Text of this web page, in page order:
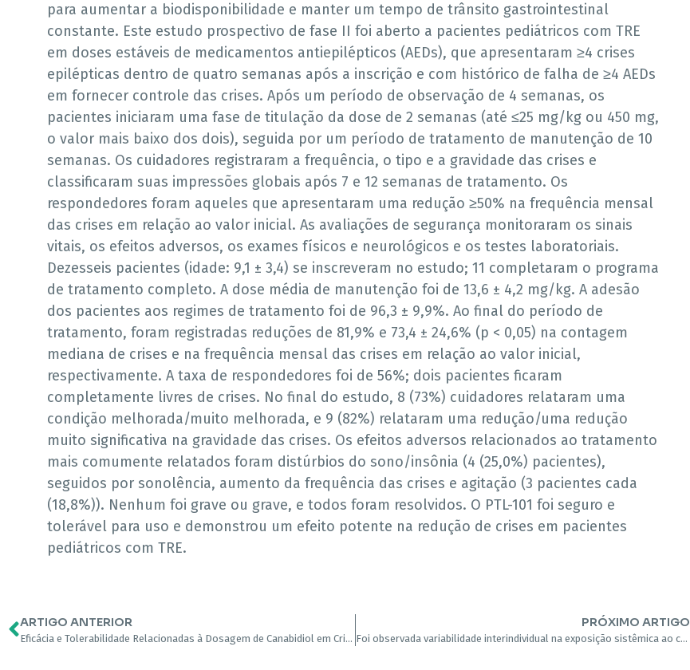
para aumentar a biodisponibilidade e manter um tempo de trânsito gastrointestinal
constante. Este estudo prospectivo de fase II foi aberto a pacientes pediátricos com TRE
em doses estáveis de medicamentos antiepilépticos (AEDs), que apresentaram ≥4 crises
epilépticas dentro de quatro semanas após a inscrição e com histórico de falha de ≥4 AEDs
em fornecer controle das crises. Após um período de observação de 4 semanas, os
pacientes iniciaram uma fase de titulação da dose de 2 semanas (até ≤25 mg/kg ou 450 mg,
o valor mais baixo dos dois), seguida por um período de tratamento de manutenção de 10
semanas. Os cuidadores registraram a frequência, o tipo e a gravidade das crises e
classificaram suas impressões globais após 7 e 12 semanas de tratamento. Os
respondedores foram aqueles que apresentaram uma redução ≥50% na frequência mensal
das crises em relação ao valor inicial. As avaliações de segurança monitoraram os sinais
vitais, os efeitos adversos, os exames físicos e neurológicos e os testes laboratoriais.
Dezesseis pacientes (idade: 9,1 ± 3,4) se inscreveram no estudo; 11 completaram o programa
de tratamento completo. A dose média de manutenção foi de 13,6 ± 4,2 mg/kg. A adesão
dos pacientes aos regimes de tratamento foi de 96,3 ± 9,9%. Ao final do período de
tratamento, foram registradas reduções de 81,9% e 73,4 ± 24,6% (p < 0,05) na contagem
mediana de crises e na frequência mensal das crises em relação ao valor inicial,
respectivamente. A taxa de respondedores foi de 56%; dois pacientes ficaram
completamente livres de crises. No final do estudo, 8 (73%) cuidadores relataram uma
condição melhorada/muito melhorada, e 9 (82%) relataram uma redução/uma redução
muito significativa na gravidade das crises. Os efeitos adversos relacionados ao tratamento
mais comumente relatados foram distúrbios do sono/insônia (4 (25,0%) pacientes),
seguidos por sonolência, aumento da frequência das crises e agitação (3 pacientes cada
(18,8%)). Nenhum foi grave ou grave, e todos foram resolvidos. O PTL-101 foi seguro e
tolerável para uso e demonstrou um efeito potente na redução de crises em pacientes
pediátricos com TRE.
ARTIGO ANTERIOR
Eficácia e Tolerabilidade Relacionadas à Dosagem de Canabidiol em Crianças com Encefalopatia Epiléptica Resistente ao Tratamento: Resultados Preliminares do Estudo CARE-E
PRÓXIMO ARTIGO
Foi observada variabilidade interindividual na exposição sistêmica ao canabidiol após o tratamento de pacientes pediátricos com solução oral de canabidiol, mas essa variabilidade diminuiu com doses múltiplas. A administração de curto prazo foi geralmente segura e bem tolerada.